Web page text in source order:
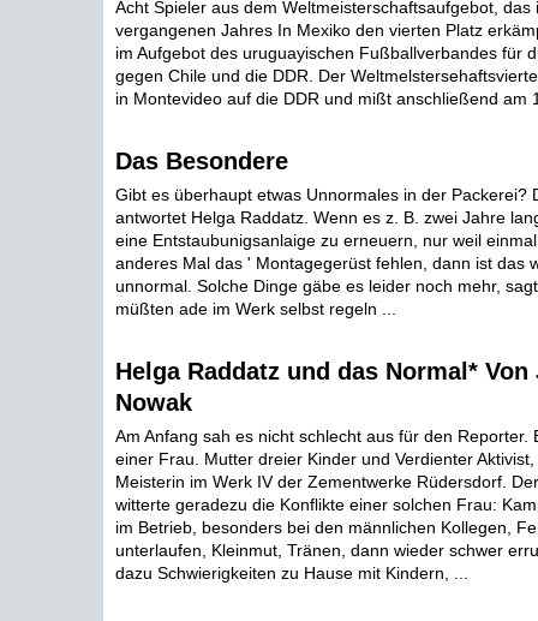
Acht Spieler aus dem Weltmeisterschaftsaufgebot, das
vergangenen Jahres In Mexiko den vierten Platz
im Aufgebot des uruguayischen Fußballverbandes für
gegen Chile und die DDR. Der
in Montevideo auf die DDR und mißt anschließend am
Das Besondere
Gibt es überhaupt etwas Unnormales in der Packerei?
antwortet Helga Raddatz. Wenn es z. B. zwei Jahre
eine Entstaubunigsanlaige zu erneuern, nur weil
anderes Mal das ' Montagegerüst fehlen, dann ist das
unnormal. Solche Dinge gäbe es leider noch mehr,
müßten ade im Werk selbst regeln ...
Helga Raddatz und das Normal* Von
Nowak
Am Anfang sah es nicht schlecht aus für den Reporter.
einer Frau. Mutter dreier Kinder und Verdienter
Meisterin im Werk IV der Zementwerke Rüdersdorf.
witterte geradezu die Konflikte einer solchen Frau:
im Betrieb, besonders bei den männlichen Kollegen,
unterlaufen, Kleinmut, Tränen, dann wieder schwer
dazu Schwierigkeiten zu Hause mit Kindern, ...